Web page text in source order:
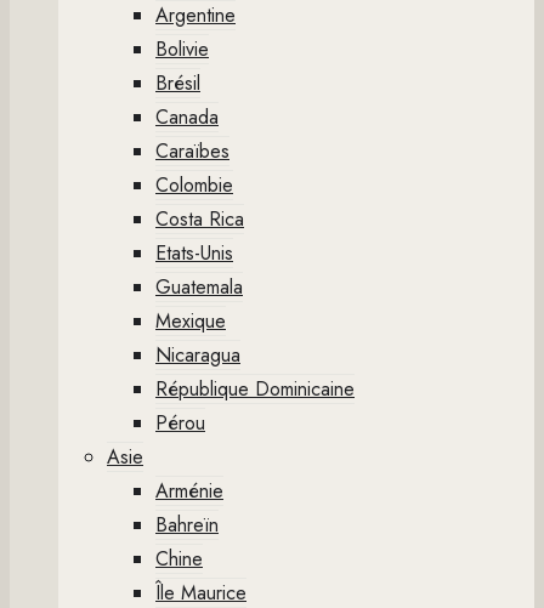
Argentine
Bolivie
Brésil
Canada
Caraïbes
Colombie
Costa Rica
Etats-Unis
Guatemala
Mexique
Nicaragua
République Dominicaine
Pérou
Asie
Arménie
Bahreïn
Chine
Île Maurice